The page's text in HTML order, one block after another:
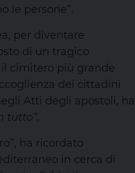
le persone”.
per diventare
di un tragico
cimitero più grande
dei cittadini
Atti degli apostoli, ha
tutto”.
ha ricordato
in cerca di